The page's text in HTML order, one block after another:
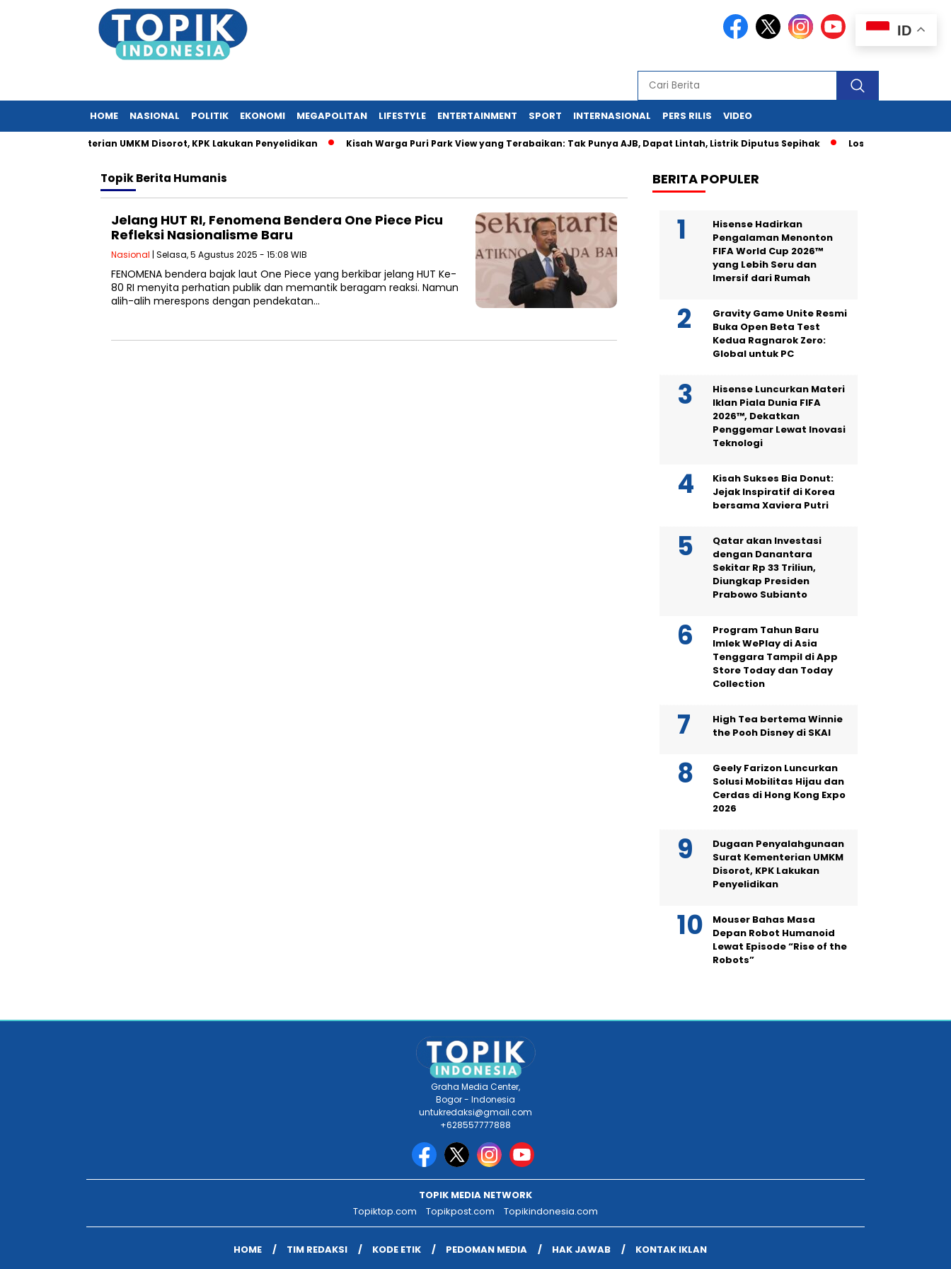
HOME NASIONAL POLITIK EKONOMI MEGAPOLITAN LIFESTYLE ENTERTAINMENT SPORT INTERNASIONAL PERS RILIS VIDEO
Surat Kementerian UMKM Disorot, KPK Lakukan Penyelidikan Kisah Warga Puri Park View yang Terabaikan: Tak Punya AJB, Dapat Lintah, Listrik Diputus Sepihak Los Angeles Membara:
TopikBerita Humanis
Jelang HUT RI, Fenomena Bendera One Piece Picu
Refleksi Nasionalisme Baru
Nasional | Selasa, 5 Agustus 2025 - 15:08 WIB
FENOMENA bendera bajak laut One Piece yang berkibar jelang HUT Ke-
80 RI menyita perhatian publik dan memantik beragam reaksi. Namun
alih-alih merespons dengan pendekatan…
BERITA POPULER
Hisense Hadirkan
Pengalaman Menonton
FIFA World Cup 2026™
yang Lebih Seru dan
Imersif dari Rumah
Gravity Game Unite Resmi
Buka Open Beta Test
Kedua Ragnarok Zero:
Global untuk PC
Hisense Luncurkan Materi
Iklan Piala Dunia FIFA
2026™, Dekatkan
Penggemar Lewat Inovasi
Teknologi
Kisah Sukses Bia Donut:
Jejak Inspiratif di Korea
bersama Xaviera Putri
Qatar akan Investasi
dengan Danantara
Sekitar Rp 33 Triliun,
Diungkap Presiden
Prabowo Subianto
Program Tahun Baru
Imlek WePlay di Asia
Tenggara Tampil di App
Store Today dan Today
Collection
High Tea bertema Winnie
the Pooh Disney di SKAI
Geely Farizon Luncurkan
Solusi Mobilitas Hijau dan
Cerdas di Hong Kong Expo
2026
Dugaan Penyalahgunaan
Surat Kementerian UMKM
Disorot, KPK Lakukan
Penyelidikan
Mouser Bahas Masa
Depan Robot Humanoid
Lewat Episode “Rise of the
Robots”
ID
Graha Media Center,
Bogor - Indonesia
untukredaksi@gmail.com
+628557777888
TOPIK MEDIA NETWORK
Topiktop.com
Topikpost.com Topikindonesia.com
HOME TIM REDAKSI KODE ETIK PEDOMAN MEDIA HAK JAWAB KONTAK IKLAN